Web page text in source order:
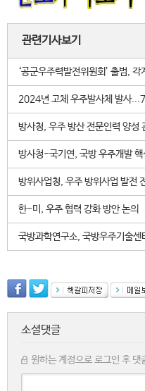
관련기사보기
‘공군우주력발전위원회’ 출범,
2024년 고체 우주발사체 발사
방사청, 우주 방산 전문인력 양성
방사청-국기연, 국방 우주개발 핵
방위사업청, 우주 방위사업 발전
한-미, 우주 협력 강화 방안 논의
국방과학연구소, 국방우주기술센
소셜댓글
원하는 계정으로 로그인 후 댓